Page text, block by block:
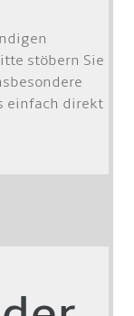
stöbern Sie
einfach direkt